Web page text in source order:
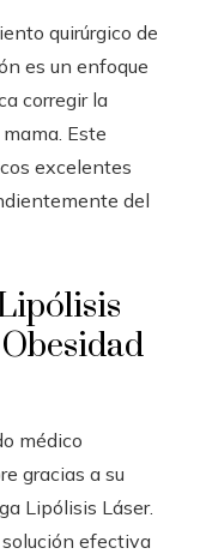
quirúrgico de
es un enfoque
corregir la
Este
excelentes
del
médico
gracias a su
Lipólisis Láser.
efectiva